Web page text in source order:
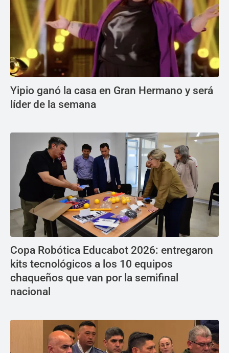
Yipio ganó la casa en Gran Hermano y será
líder de la semana
Copa Robótica Educabot 2026: entregaron
kits tecnológicos a los 10 equipos
chaqueños que van por la semifinal
nacional